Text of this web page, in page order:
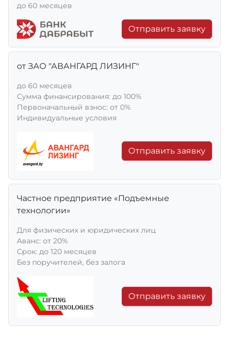
до 60 месяцев
Отправить заявку
от ЗАО "АВАНГАРД ЛИЗИНГ"
до 60 месяцев
Сумма финансирования: до 100%
Первоначальный взнос: от 0%
Индивидуальные условия
Отправить заявку
Частное предприятие «Подъемные
технологии»
Для физических и юридических лиц
Aванс: от 20%
Срок: до 120 месяцев
Без поручителей, без залога
Отправить заявку